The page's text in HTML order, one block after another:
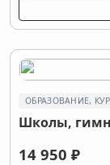
ОБРАЗОВАНИЕ,
Школы,
14 950 ₽